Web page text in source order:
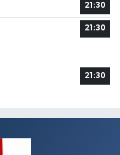
21:30
21:30
21:30